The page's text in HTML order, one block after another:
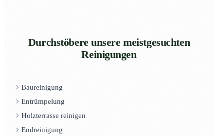
Durchstöbere unsere meistgesuchten
Reinigungen
Baureinigung
Entrümpelung
Holzterrasse reinigen
Endreinigung